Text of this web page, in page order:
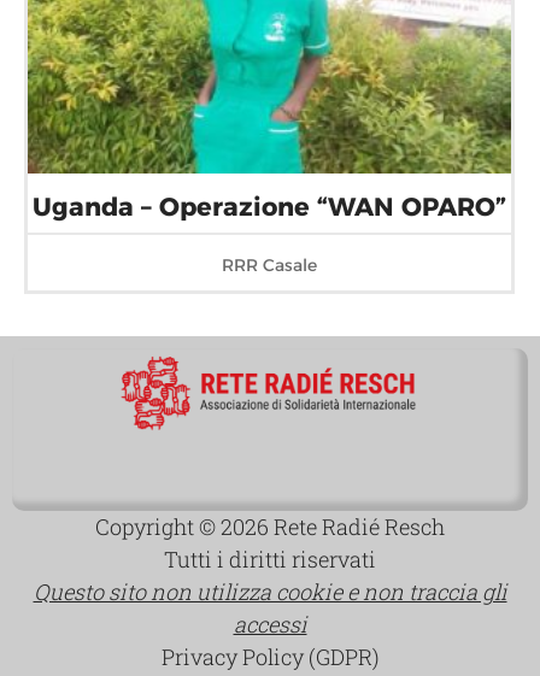
Uganda – Operazione “WAN OPARO”
RRR Casale
Copyright © 2026 Rete Radié Resch
Tutti i diritti riservati
Questo sito non utilizza cookie e non traccia gli
accessi
Privacy Policy (GDPR)